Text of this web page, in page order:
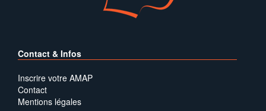
Contact & Infos
Inscrire votre AMAP
Contact
Mentions légales